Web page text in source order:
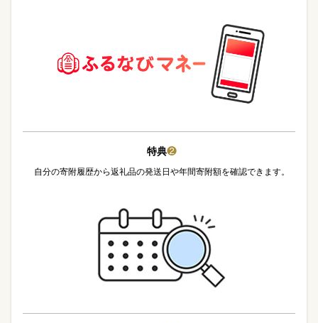
特典❷
自分の寄附履歴から返礼品の発送日や年間寄附額を確認できます。